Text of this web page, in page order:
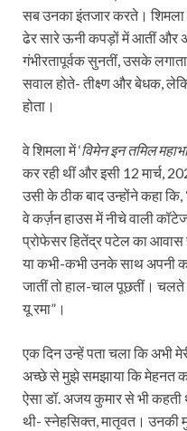
सब उनका इंतजार करते। शिमला
ढेर सारे ऊनी कपड़ों में आतीं और
गंभीरतापूर्वक सुनतीं, उसके
सवाल होते- तीक्ष्ण और बेधक,
होता।
वे शिमला में ‘विमेन इन तमिल
कर रही थीं और इसी 12 मार्च,
उसी के ठीक बाद उन्होंने कहा
वे कर्ज़न हाउस में नीचे वाली
प्रोफेसर हितेंद्र पटेल का आवास
या कभी-कभी उनके साथ अपनी
जातीं तो हाल-चाल पूछतीं। चलते
यू रमा”।
एक दिन उन्हें पता चला कि अभी
अच्छे से मुझे समझाया कि मेहनत
ऐसा डॉ. अजय कुमार से भी कहती
थी- स्नेहसिक्त, मातृवत। उनकी